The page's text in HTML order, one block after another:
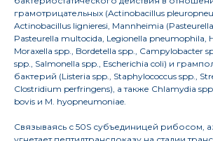
грамотрицательных (Actinobacillus
Actinobacillus lignieresi, Mannheimia
Pasteurella multocida, Legionella pneumophila,
Moraxella spp., Bordetella spp., Campylobacter
spp., Salmonella spp., Escherichia coli) и
бактерий (Listeria spp., Staphylococcus spp.,
Clostridium perfringens), а также Chlamydia
bovis и M. hyopneumoniae.
Связываясь с 50S субъединицей рибосом,